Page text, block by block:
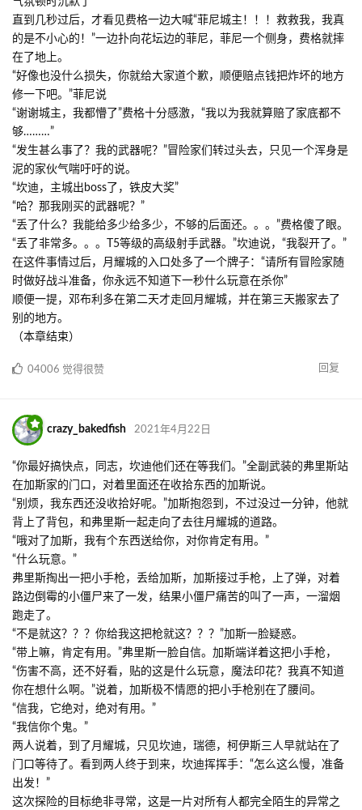
直到几秒过后，才看见费格一边大喊“菲尼城主！！！救救我，我真
的是不小心的！”一边扑向花坛边的菲尼，菲尼一个侧身，费格就摔
在了地上。
“好像也没什么损失，你就给大家道个歉，顺便赔点钱把炸坏的地方
修一下吧。”菲尼说
“谢谢城主，我都懵了”费格十分感激，“我以为我就算赔了家底都不
够………”
“发生甚么事了？我的武器呢？”冒险家们转过头去，只见一个浑身是
泥的家伙气喘吁吁的说。
“坎迪，主城出boss了，铁皮大奖”
“哈？那我刚买的武器呢？”
“丢了什么？我能给多少给多少，不够的后面还。。。”费格傻了眼。
“丢了非常多。。。T5等级的高级射手武器。”坎迪说，“我裂开了。”
在这件事情过后，月耀城的入口处多了一个牌子：“请所有冒险家随
时做好战斗准备，你永远不知道下一秒什么玩意在杀你”
顺便一提，邓布利多在第二天才走回月耀城，并在第三天搬家去了
别的地方。
（本章结束）
回复
04006 觉得很赞
crazy_bakedfish 2021年4月22日
“你最好搞快点，同志，坎迪他们还在等我们。”全副武装的弗里斯站
在加斯家的门口，对着里面还在收拾东西的加斯说。
“别烦，我东西还没收拾好呢。”加斯抱怨到，不过没过一分钟，他就
背上了背包，和弗里斯一起走向了去往月耀城的道路。
“哦对了加斯，我有个东西送给你，对你肯定有用。”
“什么玩意。”
弗里斯掏出一把小手枪，丢给加斯，加斯接过手枪，上了弹，对着
路边倒霉的小僵尸来了一发，结果小僵尸痛苦的叫了一声，一溜烟
跑走了。
“不是就这？？？你给我这把枪就这？？？”加斯一脸疑惑。
“带上嘛，肯定有用。”弗里斯一脸自信。加斯端详着这把小手枪，
“伤害不高，还不好看，贴的这是什么玩意，魔法印花？我真不知道
你在想什么啊。”说着，加斯极不情愿的把小手枪别在了腰间。
“信我，它绝对，绝对有用。”
“我信你个鬼。”
两人说着，到了月耀城，只见坎迪，瑞德，柯伊斯三人早就站在了
门口等待了。看到两人终于到来，坎迪挥挥手：“怎么这么慢，准备
出发！”
这次探险的目标绝非寻常，这是一片对所有人都完全陌生的异常之